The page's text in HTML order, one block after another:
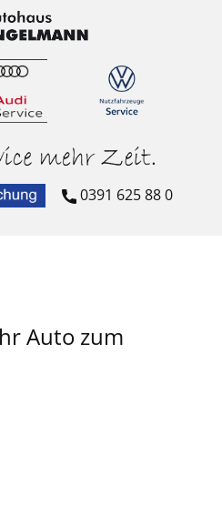
0391 625 88 0
Auto zum